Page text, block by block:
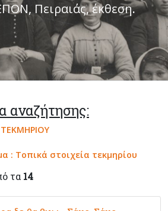
Πειραιάς, έκθεση.
αναζήτησης:
: Τοπικά στοιχεία τεκμηρίου
τα 14